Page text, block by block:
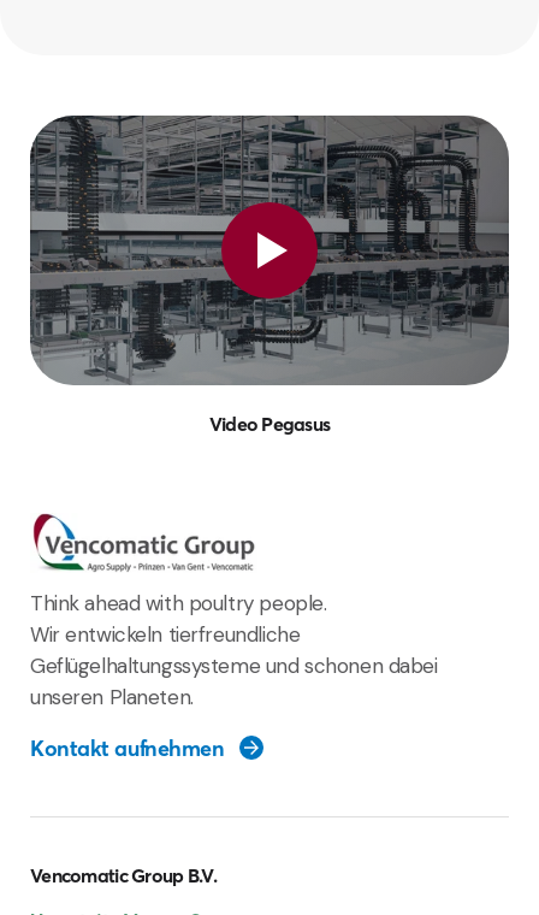
Video Pegasus
Think ahead with poultry people.
Wir entwickeln tierfreundliche
Geflügelhaltungssysteme und schonen dabei
unseren Planeten.
Kontakt aufnehmen
Vencomatic Group B.V.